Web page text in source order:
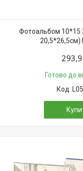
Фотоальбом 10*15
20,5*26,5см)
Готово до